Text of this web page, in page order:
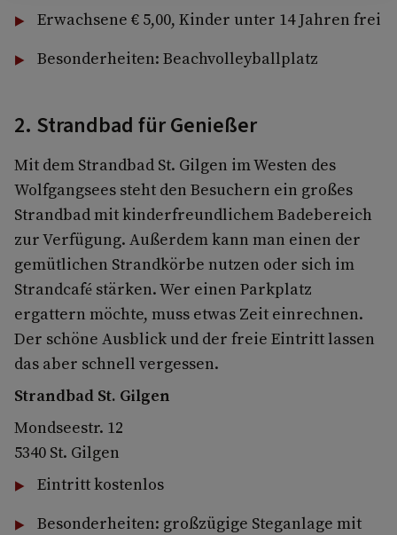
Erwachsene € 5,00, Kinder unter 14 Jahren frei
Besonderheiten: Beachvolleyballplatz
2. Strandbad für Genießer
Mit dem Strandbad St. Gilgen im Westen des
Wolfgangsees steht den Besuchern ein großes
Strandbad mit kinderfreundlichem Badebereich
zur Verfügung. Außerdem kann man einen der
gemütlichen Strandkörbe nutzen oder sich im
Strandcafé stärken. Wer einen Parkplatz
ergattern möchte, muss etwas Zeit einrechnen.
Der schöne Ausblick und der freie Eintritt lassen
das aber schnell vergessen.
Strandbad St. Gilgen
Mondseestr. 12
5340 St. Gilgen
Eintritt kostenlos
Besonderheiten: großzügige Steganlage mit